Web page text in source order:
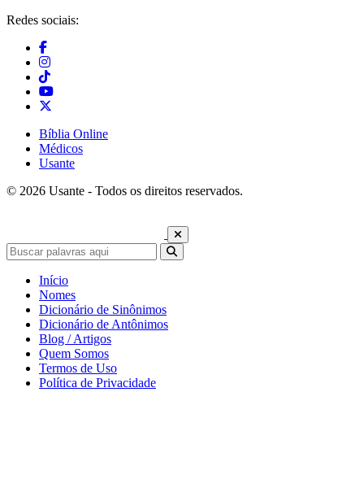
Redes sociais:
Bíblia Online
Médicos
Usante
© 2026 Usante - Todos os direitos reservados.
Início
Nomes
Dicionário de Sinônimos
Dicionário de Antônimos
Blog / Artigos
Quem Somos
Termos de Uso
Política de Privacidade